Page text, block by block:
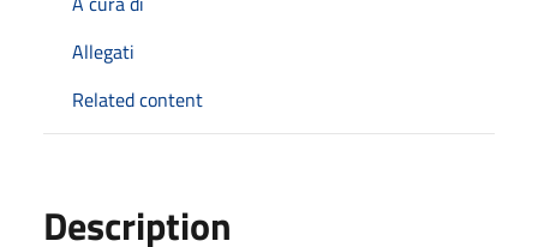
Allegati
Related content
Description